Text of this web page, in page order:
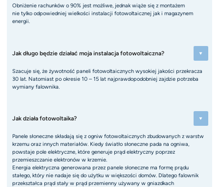
Obniżenie rachunków o 90% jest możliwe, jednak wiąże się z montażem
nie tylko odpowiedniej wielkości instalacji fotowoltaicznej jak i magazynem
energii.
Jak długo będzie działać moja instalacja fotowoltaiczna?
Szacuje się, że żywotność paneli fotowoltaicznych wysokiej jakości przekracza
30 lat. Natomiast po okresie 10 – 15 lat najprawdopodobniej zajdzie potrzeba
wymiany falownika.
Jak działa fotowoltaika?
Panele słoneczne składają się z ogniw fotowoltaicznych zbudowanych z warstw
krzemu oraz innych materiałów. Kiedy światło słoneczne pada na ogniwa,
powstaje pole elektryczne, które generuje prąd elektryczny poprzez
przemieszczanie elektronów w krzemie.
Energia elektryczna generowana przez panele słoneczne ma formę prądu
stałego, który nie nadaje się do użytku w większości domów. Dlatego falownik
przekształca prąd stały w prąd przemienny używany w gniazdkach